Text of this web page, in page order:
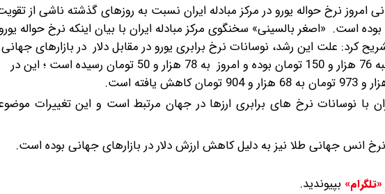
مرکز مبادله ایران اظهار کرد: افزایش ۱۹۰۰ تومانی امروز نرخ حواله یورو در مرکز مبادله ایران نسبت به روزهای گذشته ناشی از
«اصغر بالسینی» سخنگوی مرکز مبادله ایران با بیان اینکه نرخ حواله یورو
تومانی داشته است، تشریح کرد: علت این رشد، نوسانات نرخ برابری یورو در مقابل دلار در بازارهای جهانی
بوده است؛ به گونه ای که نرخ حواله یورو در روز پنج شنبه 76 هزار و 150 تومان بوده و امروز به 78 هزار و 50 تومان رسیده است ؛ این در
با نوسانات نرخ های برابری ارزها در جهان مرتبط است و این تغییرات
نرخ انس جهانی طلا نیز به دلیل کاهش ارزش دلار در بازارهای جهانی بوده است.
«تلگرام» بپیوندید.